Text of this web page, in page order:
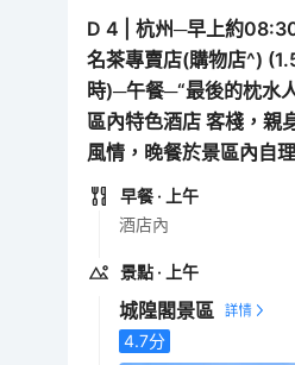
D4 |杭州─早上約
名茶專賣店(購物店^)
時)─午餐─“最後的枕水
區內特色酒店 客棧，親
風情，晚餐於景區內自
早餐 · 上午
酒店內
景點 · 上午
城隍閣景區
4.7分